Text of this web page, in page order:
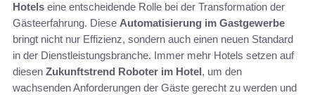
Hotels eine entscheidende Rolle bei der Transformation der
Gästeerfahrung. Diese Automatisierung im Gastgewerbe
bringt nicht nur Effizienz, sondern auch einen neuen Standard
in der Dienstleistungsbranche. Immer mehr Hotels setzen auf
diesen Zukunftstrend Roboter im Hotel, um den
wachsenden Anforderungen der Gäste gerecht zu werden und